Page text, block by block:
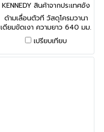
KENNEDY สินค้าจากประเทศอัง
กฤษ-1
ด้ามเลื่อนตัวที วัสดุโครมวานา
เดียมขัดเงา ความยาว 640 มม.
Sliding T-Handle
เปรียบเทียบ